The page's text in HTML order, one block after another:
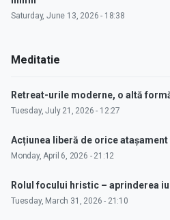
Saturday, June 13, 2026 - 18:38
Meditatie
Retreat-urile moderne, o altă
Tuesday, July 21, 2026 - 12:27
Acțiunea liberă de orice
Monday, April 6, 2026 - 21:12
Rolul focului hristic – aprinderea
Tuesday, March 31, 2026 - 21:10